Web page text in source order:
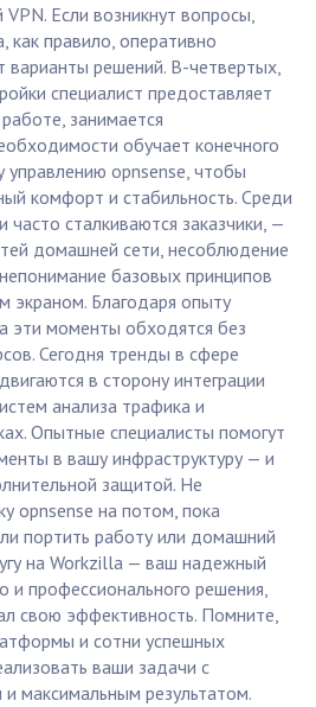
Если возникнут вопросы,
как правило, оперативно
варианты решений. В-четвертых,
специалист предоставляет
занимается
обучает конечного
управлению opnsense, чтобы
комфорт и стабильность. Среди
часто сталкиваются заказчики, —
домашней сети, несоблюдение
базовых принципов
экраном. Благодаря опыту
эти моменты обходятся без
Сегодня тренды в сфере
в сторону интеграции
анализа трафика и
Опытные специалисты помогут
в вашу инфраструктуру — и
защитой. Не
opnsense на потом, пока
портить работу или домашний
на Workzilla — ваш надежный
и профессионального решения,
свою эффективность. Помните,
и сотни успешных
ваши задачи с
максимальным результатом.